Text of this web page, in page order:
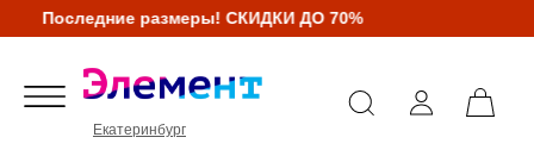
Последние размеры! СКИДКИ ДО 70%
Екатеринбург